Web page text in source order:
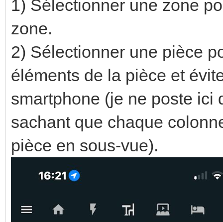
1) Sélectionner une zone
zone.
2) Sélectionner une pièce
éléments de la pièce et
smartphone (je ne poste ici
sachant que chaque
pièce en sous-vue).